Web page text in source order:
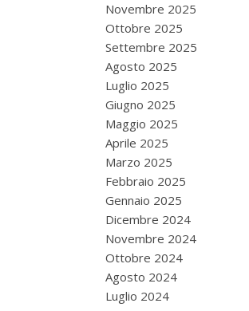
Novembre 2025
Ottobre 2025
Settembre 2025
Agosto 2025
Luglio 2025
Giugno 2025
Maggio 2025
Aprile 2025
Marzo 2025
Febbraio 2025
Gennaio 2025
Dicembre 2024
Novembre 2024
Ottobre 2024
Agosto 2024
Luglio 2024